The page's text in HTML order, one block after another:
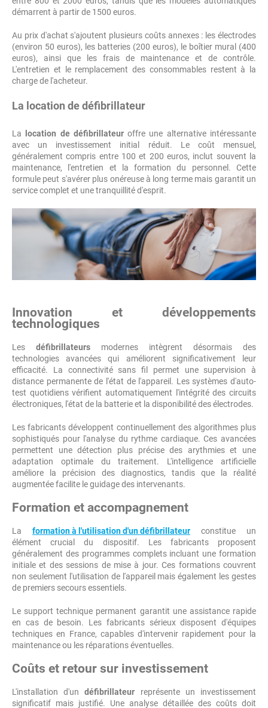
démarrent à partir de 1500 euros.
Au prix d'achat s'ajoutent plusieurs coûts annexes : les électrodes
(environ 50 euros), les batteries (200 euros), le boîtier mural (400
euros), ainsi que les frais de maintenance et de contrôle.
L'entretien et le remplacement des consommables restent à la
charge de l'acheteur.
La location de défibrillateur
La location de défibrillateuroffre une alternative intéressante
avec un investissement initial réduit. Le coût mensuel,
généralement compris entre 100 et 200 euros, inclut souvent la
maintenance, l'entretien et la formation du personnel. Cette
formule peut s'avérer plus onéreuse à long terme mais garantit un
service complet et une tranquillité d'esprit.
Innovation et développements
technologiques
Les défibrillateurs modernes intègrent désormais des
technologies avancées qui améliorent significativement leur
efficacité. La connectivité sans fil permet une supervision à
distance permanente de l'état de l'appareil. Les systèmes d'auto-
test quotidiens vérifient automatiquement l'intégrité des circuits
électroniques, l'état de la batterie et la disponibilité des électrodes.
Les fabricants développent continuellement des algorithmes plus
sophistiqués pour l'analyse du rythme cardiaque. Ces avancées
permettent une détection plus précise des arythmies et une
adaptation optimale du traitement. L'intelligence artificielle
améliore la précision des diagnostics, tandis que la réalité
augmentée facilite le guidage des intervenants.
Formation et accompagnement
La formation à l'utilisation d'un défibrillateur constitue un
élément crucial du dispositif. Les fabricants proposent
généralement des programmes complets incluant une formation
initiale et des sessions de mise à jour. Ces formations couvrent
non seulement l'utilisation de l'appareil mais également les gestes
de premiers secours essentiels.
Le support technique permanent garantit une assistance rapide
en cas de besoin. Les fabricants sérieux disposent d'équipes
techniques en France, capables d'intervenir rapidement pour la
maintenance ou les réparations éventuelles.
Coûts et retour sur investissement
L'installation d'undéfibrillateur représente un investissement
significatif mais justifié. Une analyse détaillée des coûts doit